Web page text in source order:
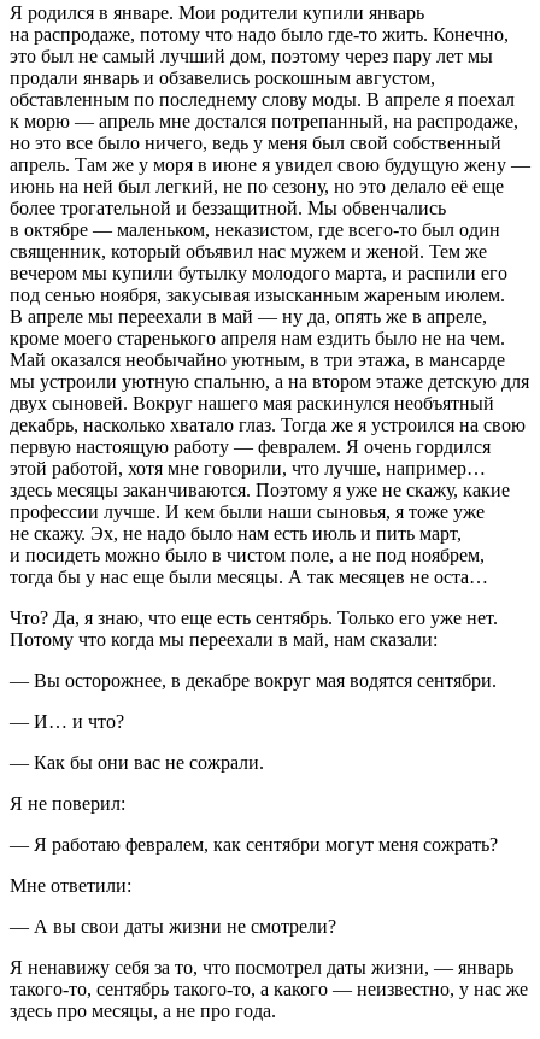
Я родился в январе. Мои родители купили январь
на распродаже, потому что надо было где-то жить. Конечно,
это был не самый лучший дом, поэтому через пару лет мы
продали январь и обзавелись роскошным августом,
обставленным по последнему слову моды. В апреле я поехал
к морю — апрель мне достался потрепанный, на распродаже,
но это все было ничего, ведь у меня был свой собственный
апрель. Там же у моря в июне я увидел свою будущую жену —
июнь на ней был легкий, не по сезону, но это делало её еще
более трогательной и беззащитной. Мы обвенчались
в октябре — маленьком, неказистом, где всего-то был один
священник, который объявил нас мужем и женой. Тем же
вечером мы купили бутылку молодого марта, и распили его
под сенью ноября, закусывая изысканным жареным июлем.
В апреле мы переехали в май — ну да, опять же в апреле,
кроме моего старенького апреля нам ездить было не на чем.
Май оказался необычайно уютным, в три этажа, в мансарде
мы устроили уютную спальню, а на втором этаже детскую для
двух сыновей. Вокруг нашего мая раскинулся необъятный
декабрь, насколько хватало глаз. Тогда же я устроился на свою
первую настоящую работу — февралем. Я очень гордился
этой работой, хотя мне говорили, что лучше, например…
здесь месяцы заканчиваются. Поэтому я уже не скажу, какие
профессии лучше. И кем были наши сыновья, я тоже уже
не скажу. Эх, не надо было нам есть июль и пить март,
и посидеть можно было в чистом поле, а не под ноябрем,
тогда бы у нас еще были месяцы. А так месяцев не оста…
Что? Да, я знаю, что еще есть сентябрь. Только его уже нет.
Потому что когда мы переехали в май, нам сказали:
— Вы осторожнее, в декабре вокруг мая водятся сентябри.
— И… и что?
— Как бы они вас не сожрали.
Я не поверил:
— Я работаю февралем, как сентябри могут меня сожрать?
Мне ответили:
— А вы свои даты жизни не смотрели?
Я ненавижу себя за то, что посмотрел даты жизни, — январь
такого-то, сентябрь такого-то, а какого — неизвестно, у нас же
здесь про месяцы, а не про года.